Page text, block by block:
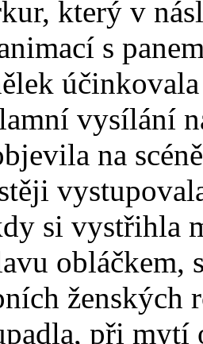
který v
s
vysílání
na
si vystřihla
obláčkem,
při mytí